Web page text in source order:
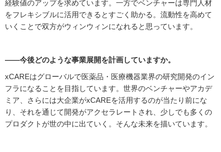
経験値のアップを求めています。一方でベンチャーは専門人材
をフレキシブルに活用できるとすごく助かる。流動性を高めて
いくことで双方がウィンウィンになれると思っています。
――今後どのような事業展開を計画していますか。
xCAREはグローバルで医薬品・医療機器業界の研究開発のイン
フラになることを目指しています。世界のベンチャーやアカデ
ミア、さらには大企業がxCAREを活用するのが当たり前にな
り、それを通じて開発がアクセラレートされ、少しでも多くの
プロダクトが世の中に出ていく。そんな未来を描いています。